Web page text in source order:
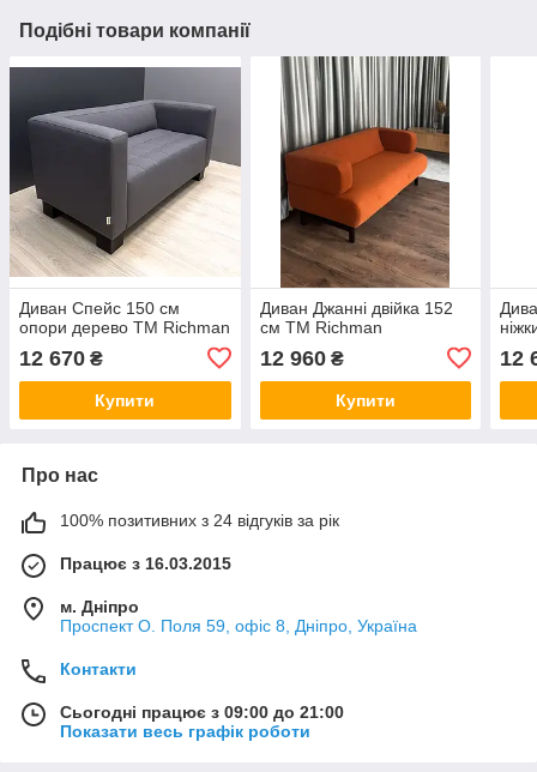
Подібні товари компанії
Диван Спейс 150 см
опори дерево ТМ Richman
12 670 ₴
Купити
Диван Джанні двійка 152
см ТМ Richman
12 960₴
Купити
12
Про нас
100% позитивних з 24 відгуків за рік
Працює з 16.03.2015
м. Дніпро
Проспект О. Поля 59, офіс 8, Дніпро, Україна
Контакти
Сьогодні працює з 09:00 до 21:00
Показати весь графік роботи